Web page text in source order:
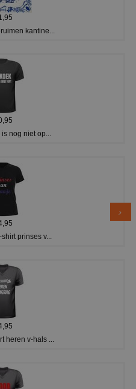
kantine...
nog niet op...
prinses v...
heren v-hals ...